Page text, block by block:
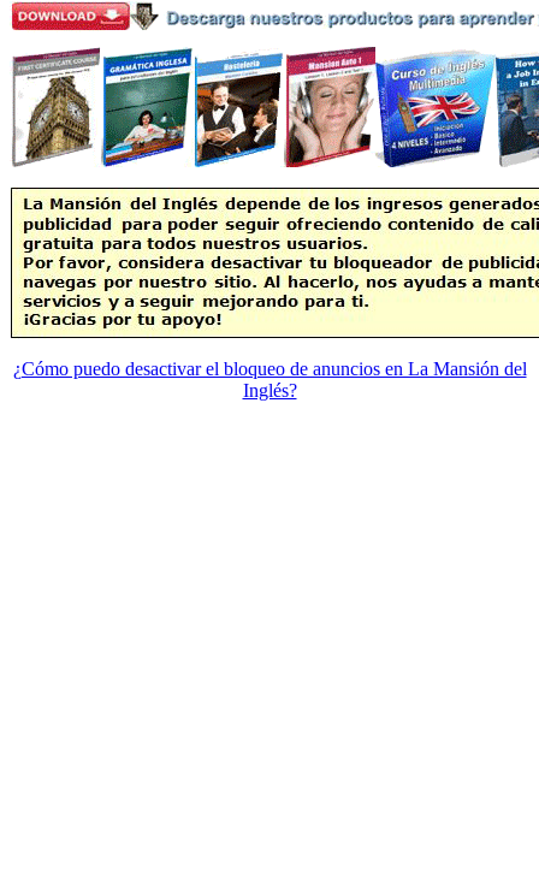
¿Cómo puedo desactivar el bloqueo de anuncios en La Mansión del
Inglés?